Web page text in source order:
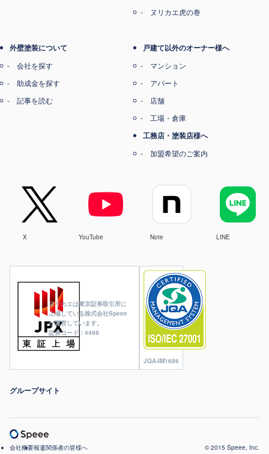
ヌリカエは東京証券取引所に
上場している株式会社Speee
が運営しています。
証券コード：4499
JQA-IM1686
ヌリカエ虎の巻
外壁塗装について
会社を探す
助成金を探す
記事を読む
戸建て以外のオーナー様へ
マンション
アパート
店舗
工場・倉庫
工務店・塗装店様へ
加盟希望のご案内
X YouTube Note LINE
グループサイト
会社概要報道関係者の皆様へ © 2015 Speee, Inc.